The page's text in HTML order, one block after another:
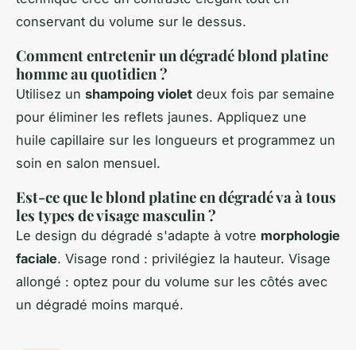
conservant du volume sur le dessus.
Comment entretenir un dégradé blond platine
homme au quotidien ?
Utilisez un shampoing violet deux fois par semaine
pour éliminer les reflets jaunes. Appliquez une
huile capillaire sur les longueurs et programmez un
soin en salon mensuel.
Est-ce que le blond platine en dégradé va à tous
les types de visage masculin ?
Le design du dégradé s'adapte à votre morphologie
faciale. Visage rond : privilégiez la hauteur. Visage
allongé : optez pour du volume sur les côtés avec
un dégradé moins marqué.